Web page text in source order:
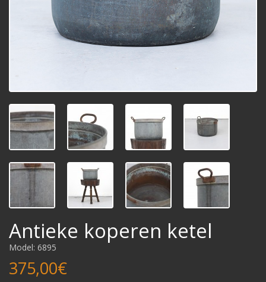
Antieke koperen ketel
Model: 6895
375,00€